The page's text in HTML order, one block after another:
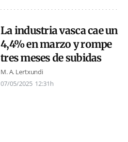
La industria vasca cae un
4,4% en marzo y rompe
tres meses de subidas
M. A. Lertxundi
07/05/2025 12:31h